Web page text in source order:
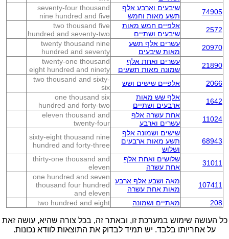
74905
שיבעים וארבע אלף
תשע מאות וחמש
seventy-four thousand
nine hundred and five
2572
אלפיים חמש מאות
שיבעים ושתיים
two thousand five
hundred and seventy-two
20970
עשרים אלף תשע
מאות שיבעים
twenty thousand nine
hundred and seventy
21890
עשרים ואחת אלף
שמונה מאות תשעים
twenty-one thousand
eight hundred and ninety
2066
אלפיים שישים ושש
two thousand and sixty-
six
1642
אלף שש מאות
ארבעים ושתיים
one thousand six
hundred and forty-two
11024
אחת עשרה אלף
עשרים וארבע
eleven thousand and
twenty-four
68943
שישים ושמונה אלף
תשע מאות ארבעים
ושלוש
sixty-eight thousand nine
hundred and forty-three
31011
שלושים ואחת אלף
אחת עשרה
thirty-one thousand and
eleven
107411
מאה ושבע אלף ארבע
מאות אחת עשרה
one hundred and seven
thousand four hundred
and eleven
208
מאתיים ושמונה two hundred and eight
כל העושה שימוש במערכת זו, ובאתר זה, בכל צורה שהיא, עושה זאת
על אחריותו בלבד. יש תמיד לבדוק את התוצאות לוודא נכונות.